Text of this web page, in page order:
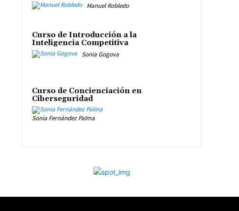
Manuel Robledo
Curso de Introducción a la
Inteligencia Competitiva
Sonia Gogova
Curso de Concienciación en
Ciberseguridad
Sonia Fernández Palma